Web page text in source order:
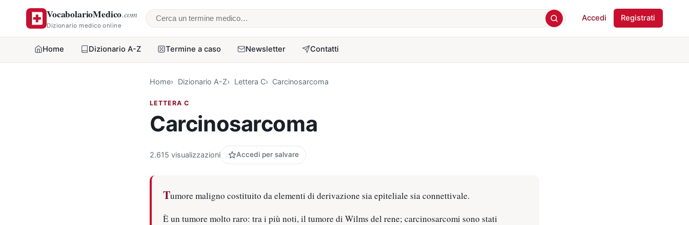
VocabolarioMedico.com
Dizionario medico online Cerca un termine medico
Accedi Registrati
Home Dizionario A-Z Termine a caso Newsletter Contatti
Home Dizionario A-Z Lettera C Carcinosarcoma
LETTERA C
Carcinosarcoma
2.615 visualizzazioni Accedi per salvare
Tumore maligno costituito da elementi di derivazione sia epiteliale sia connettivale.
È un tumore molto raro: tra i più noti, il tumore di Wilms del rene; carcinosarcomi sono stati